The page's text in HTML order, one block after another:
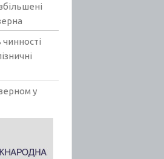
у